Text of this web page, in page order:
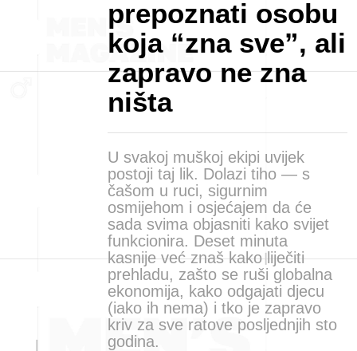
prepoznati osobu
koja “zna sve”, ali
zapravo ne zna
ništa
U svakoj muškoj ekipi uvijek
postoji taj lik. Dolazi tiho — s
čašom u ruci, sigurnim
osmijehom i osjećajem da će
sada svima objasniti kako svijet
funkcionira. Deset minuta
kasnije već znaš kako liječiti
prehladu, zašto se ruši globalna
ekonomija, kako odgajati djecu
(iako ih nema) i tko je zapravo
kriv za sve ratove posljednjih sto
godina.